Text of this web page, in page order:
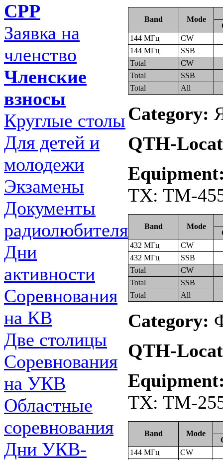
СРР
Заявка на
членство
Членские
взносы
Круглые столы
Для детей и
молодежи
Экзамены
Документы
радиолюбителя
Дни
активности
Соревнования
на КВ
Две столицы
Соревнования
на УКВ
Областные
соревнования
Дни УКВ-
Band Mode
144 МГц
CW
144 МГц
SSB
Total
CW
Total
SSB
Total
All
Category:
QTH-
TX: TM-
Band Mode
432 МГц
CW
432 МГц
SSB
Total
CW
Total
SSB
Total
All
Category:
QTH-
TX: TM-
Band Mode
144 МГц
CW